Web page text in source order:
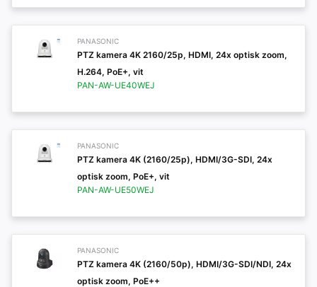
PANASONIC
PTZ kamera 4K 2160/25p, HDMI, 24x optisk zoom,
H.264, PoE+, vit
PAN-AW-UE40WEJ
PANASONIC
PTZ kamera 4K (2160/25p), HDMI/3G-SDI, 24x
optisk zoom, PoE+, vit
PAN-AW-UE50WEJ
PANASONIC
PTZ kamera 4K (2160/50p), HDMI/3G-SDI/NDI, 24x
optisk zoom, PoE++